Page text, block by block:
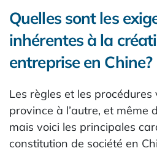
Quelles sont les
inhérentes à la
entreprise en Chine?
Les règles et les
province à l’autre, et même
mais voici les principales
constitution de société en